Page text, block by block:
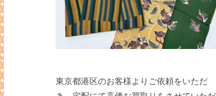
東京都港区のお客様よりご依頼をいただ